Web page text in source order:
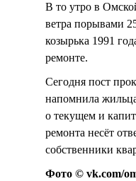
В то утро в
ветра порывами
козырька 1991
ремонте.
Сегодня пост
напомнила
о текущем и
ремонта несёт
собственники
Фото © vk.com/